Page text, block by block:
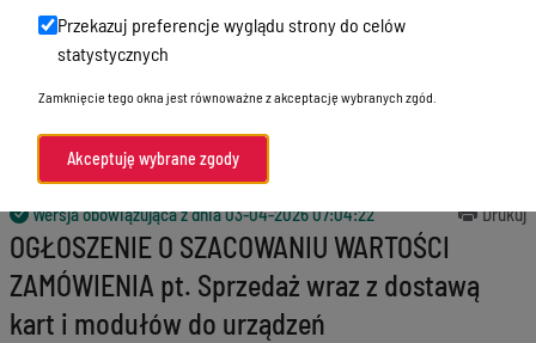
Skargi i wnioski
Zgłaszanie naruszeń prawa
Menu Podmiotowe
Wersja obowiązująca z dnia03-04-2026 07:04:22 Drukuj
OGŁOSZENIE O SZACOWANIU WARTOŚCI
ZAMÓWIENIA pt. Sprzedaż wraz z dostawą
kart i modułów do urządzeń
Przekazuj preferencje wyglądu strony do celów
statystycznych
Zamknięcie tego okna jest równoważne z akceptację wybranych zgód.
Akceptuję wybrane zgody